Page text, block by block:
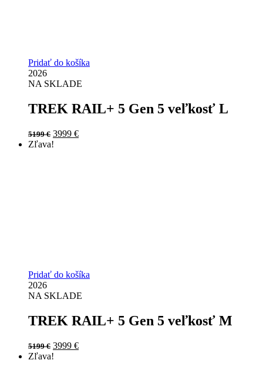
Pridať do košíka
2026
NA SKLADE
TREK RAIL+ 5 Gen 5 veľkosť L
5199€ Original
price
3999 €Current
Zľava!
Pridať do košíka
2026
NA SKLADE
TREK RAIL+ 5 Gen 5 veľkosť M
5199€ Original
price
3999 €Current
Zľava!